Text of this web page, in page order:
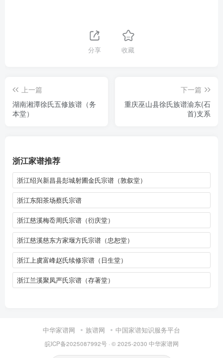
分享 收藏
上一篇
湖南湘潭徐氏五修族谱（务
本堂）
下一篇
重庆巫山县徐氏族谱渝东(石
首)支系
浙江家谱推荐
浙江绍兴新昌县彭城射圃金氏宗谱（敦叙堂）
浙江东阳茶场蔡氏宗谱
浙江慈溪梅岙周氏宗谱（衍庆堂）
浙江慈溪慈东方家堰方氏宗谱（忠恕堂）
浙江上虞富峰赵氏续修宗谱（日生堂）
浙江兰溪聚凤严氏宗谱（存著堂）
中华家谱网 族谱网 中国家谱知识服务平台
皖ICP备2025087992号· © 2025-2030 中华家谱网